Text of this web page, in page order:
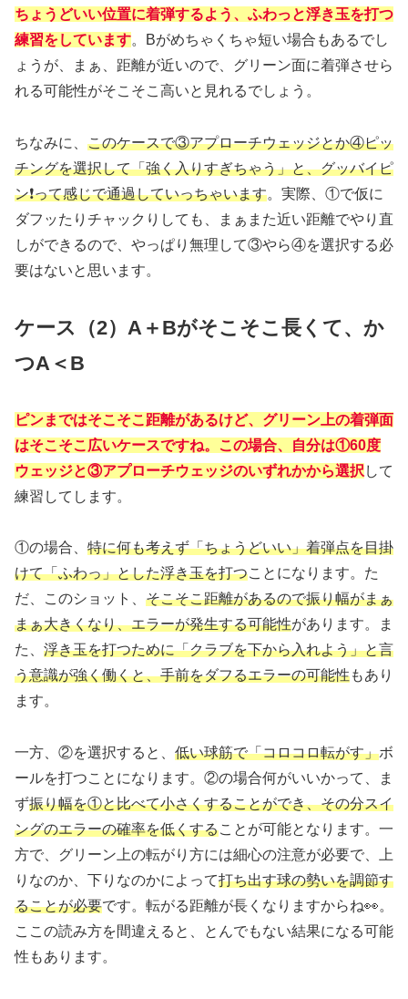
ちょうどいい位置に着弾するよう、ふわっと浮き玉を打つ
練習をしています。Bがめちゃくちゃ短い場合もあるでし
ょうが、まぁ、距離が近いので、グリーン面に着弾させら
れる可能性がそこそこ高いと見れるでしょう。
ちなみに、 このケースで③アプローチウェッジとか④ピッ
チングを選択して「強く入りすぎちゃう」と、グッバイピ
ン❗️って感じで通過していっちゃいます。実際、①で仮に
ダフッたりチャックりしても、まぁまた近い距離でやり直
しができるので、やっぱり無理して③やら④を選択する必
要はないと思います。
ケース（2）A＋Bがそこそこ長くて、か
つA＜B
ピンまではそこそこ距離があるけど、グリーン上の着弾面
はそこそこ広いケースですね。この場合、自分は①60度
ウェッジと③アプローチウェッジのいずれかから選択 して
練習してします。
①の場合、 特に何も考えず「ちょうどいい」着弾点を目掛
けて「ふわっ」とした浮き玉を打つことになります。た
だ、このショット、 そこそこ距離があるので振り幅がまぁ
まぁ大きくなり、エラーが発生する可能性があります。ま
た、 浮き玉を打つために「クラブを下から入れよう」と言
う意識が強く働くと、手前をダフるエラーの可能性もあり
ます。
一方、②を選択すると、 低い球筋で「コロコロ転がす」ボ
ールを打つことになります。②の場合何がいいかって、ま
ず振り幅を①と比べて小さくすることができ、その分スイ
ングのエラーの確率を低くすることが可能となります。一
方で、グリーン上の転がり方には細心の注意が必要で、上
りなのか、下りなのかによって打ち出す球の勢いを調節す
ることが必要です。転がる距離が長くなりますからね👀。
ここの読み方を間違えると、とんでもない結果になる可能
性もあります。